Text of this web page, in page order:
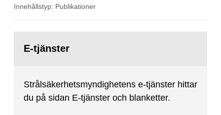
Innehållstyp: Publikationer
sida:E-tjänster
Strålsäkerhetsmyndighetens e-tjänster hittar
du på sidan E-tjänster och blanketter.